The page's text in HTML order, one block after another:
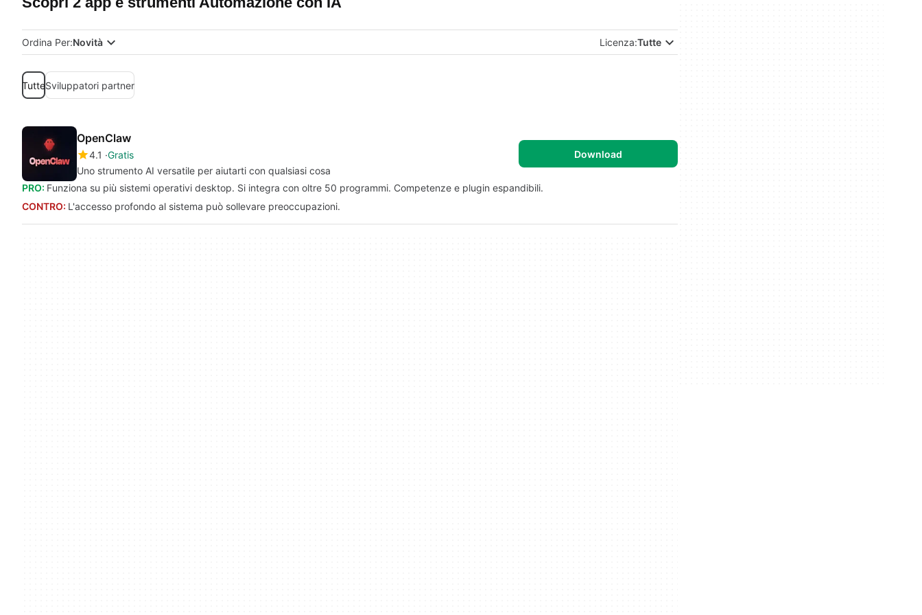
Ordina Per:Novità Licenza:Tutte
TutteSviluppatori partner
OpenClaw
4.1 Gratis
Uno strumento AI versatile per aiutarti con qualsiasi cosa
Download
PRO: Funziona su più sistemi operativi desktop. Si integra con oltre 50 programmi. Competenze e plugin espandibili.
CONTRO: L'accesso profondo al sistema può sollevare preoccupazioni.